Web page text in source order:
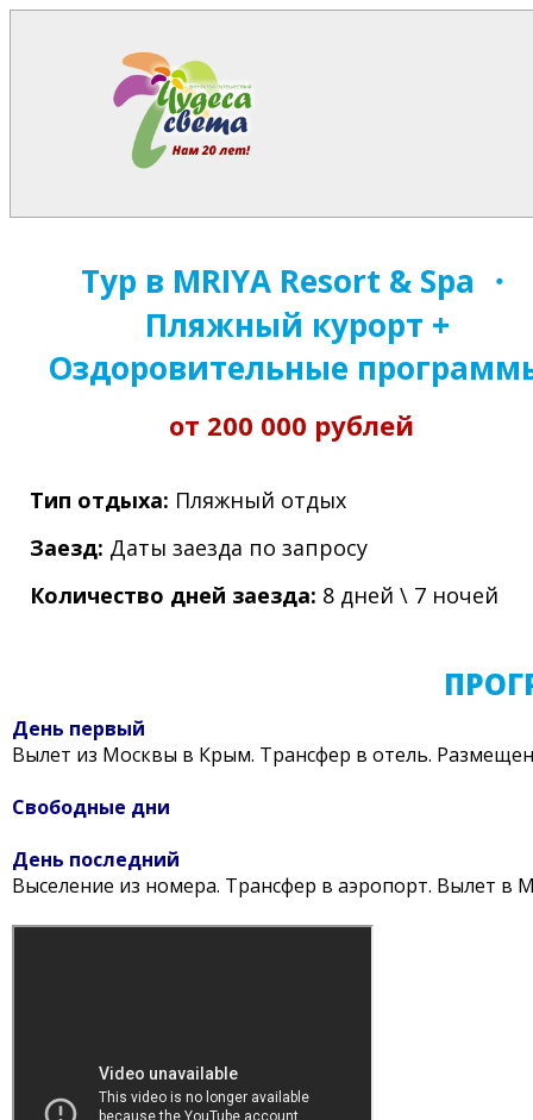
Тур в MRIYA Resort & Spa ・
Пляжный курорт +
Оздоровительные
от 200 000 рублей
Тип отдыха: Пляжный отдых
Заезд: Даты заезда по запросу
Количество дней заезда: 8 дней \ 7 ночей
День первый
Вылет из Москвы в Крым. Трансфер в отель.
Свободные дни
День последний
Выселение из номера. Трансфер в аэропорт. Вылет в